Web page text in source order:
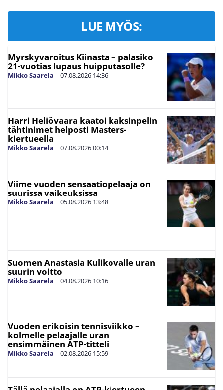
LUE MYÖS:
Myrskyvaroitus Kiinasta – palasiko
21-vuotias lupaus huipputasolle?
Mikko Saarela | 07.08.2026 14:36
Harri Heliövaara kaatoi kaksinpelin
tähtinimet helposti Masters-
kiertueella
Mikko Saarela | 07.08.202600:14
Viime vuoden sensaatiopelaaja on
suurissa vaikeuksissa
Mikko Saarela | 05.08.2026 13:48
Suomen Anastasia Kulikovalle uran
suurin voitto
Mikko Saarela | 04.08.2026 10:16
Vuoden erikoisin tennisviikko –
kolmelle pelaajalle uran
ensimmäinen ATP-titteli
Mikko Saarela | 02.08.2026 15:59